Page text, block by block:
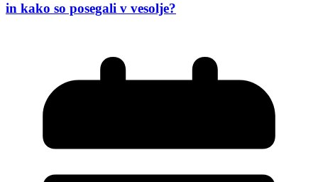
in kako so posegali v vesolje?